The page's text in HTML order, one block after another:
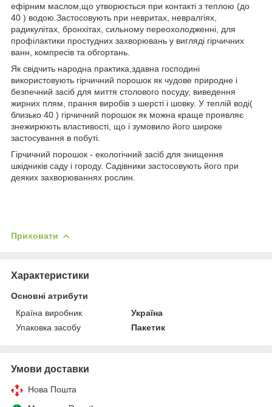
ефірним маслом,що утворюється при контакті з теплою (до
40 ) водою.Застосовують при невритах, невралгіях,
радикулітах, бронхітах, сильному переохолодженні, для
профілактики простудних захворювань у вигляді гірчичних
ванн, компресів та обгортань.
Як свідчить народна практика,здавна господині
використовують гірчичний порошок як чудове природне і
безпечний засіб для миття столового посуду, виведення
жирних плям, прання виробів з шерсті і шовку. У теплій воді(
близько 40 ) гірчичний порошок як можна краще проявляє
знежирюють властивості, що і зумовило його широке
застосування в побуті.
Гірчичний порошок - екологічний засіб для знищення
шкідників саду і городу. Садівники застосовують його при
деяких захворюваннях рослин.
Приховати
Характеристики
Основні атрибути
Країна виробник
Україна
Упаковка засобу
Пакетик
Умови доставки
Нова Пошта